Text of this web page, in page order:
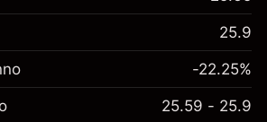
25.9
-22.25%
25.59 - 25.9